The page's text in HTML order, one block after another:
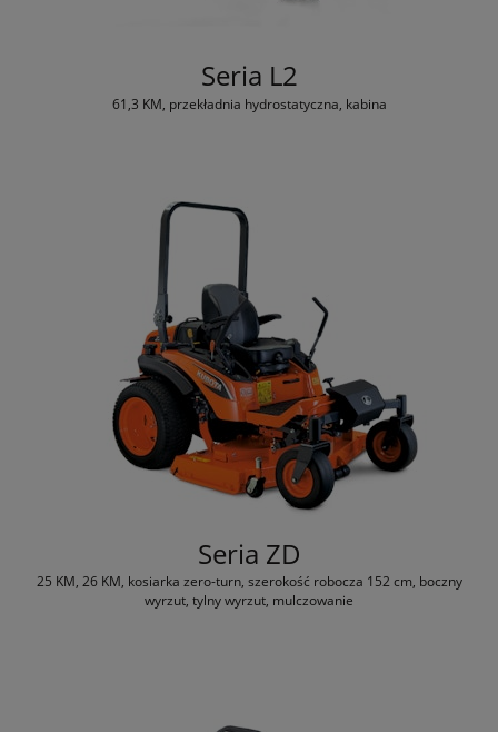
Seria L2
61,3 KM, przekładnia hydrostatyczna, kabina
Seria ZD
25 KM, 26 KM, kosiarka zero-turn, szerokość robocza 152 cm, boczny
wyrzut, tylny wyrzut, mulczowanie